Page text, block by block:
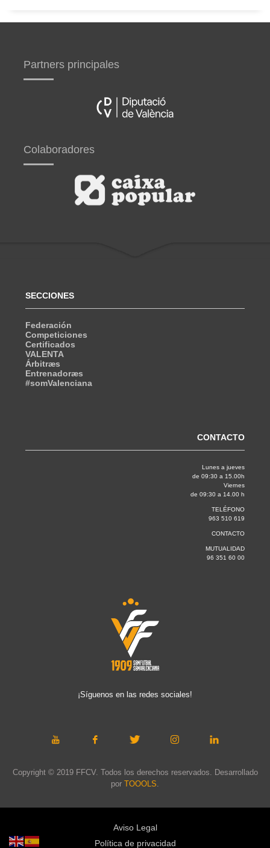
Partners principales
Colaboradores
SECCIONES
Federación
Competiciones
Certificados
VALENTA
Árbitræs
Entrenadoræs
#somValenciana
CONTACTO
Lunes a jueves
de 09:30 a 15.00h
Viernes
de 09:30 a 14.00 h
TELÉFONO
963 510 619
CONTACTO
MUTUALIDAD
96 351 60 00
¡Síguenos en las redes sociales!
Copyright © 2019 FFCV. Todos los derechos reservados. Desarrollado
por TOOOLS.
Aviso Legal
Política de privacidad